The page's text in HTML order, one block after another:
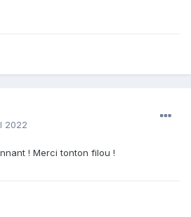
2022
! Merci tonton filou !